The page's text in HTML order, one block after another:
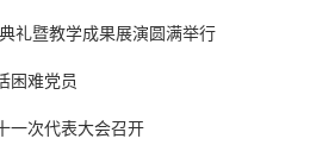
礼暨教学成果展演圆满举行
困难党员
一次代表大会召开